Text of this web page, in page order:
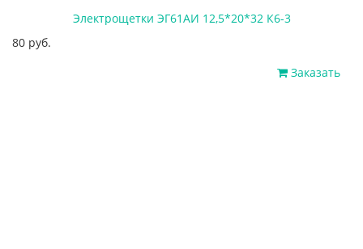
Электрощетки ЭГ61АИ 12,5*20*32 К6-3
80 руб.
Заказать